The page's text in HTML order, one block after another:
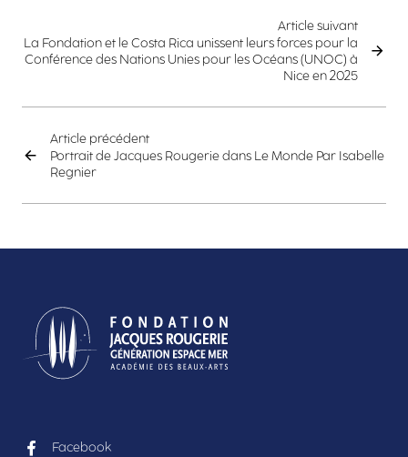
Article précédent
Portrait de Jacques Rougerie dans Le Monde Par Isabelle
Regnier
Article suivant
La Fondation et le Costa Rica unissent leurs forces pour la
Conférence des Nations Unies pour les Océans (UNOC) à
Nice en 2025
Facebook